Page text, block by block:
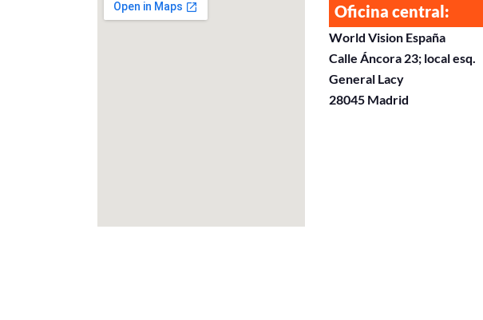
Oficina central:
World Vision España
Calle Áncora 23; local esq.
General Lacy
28045 Madrid